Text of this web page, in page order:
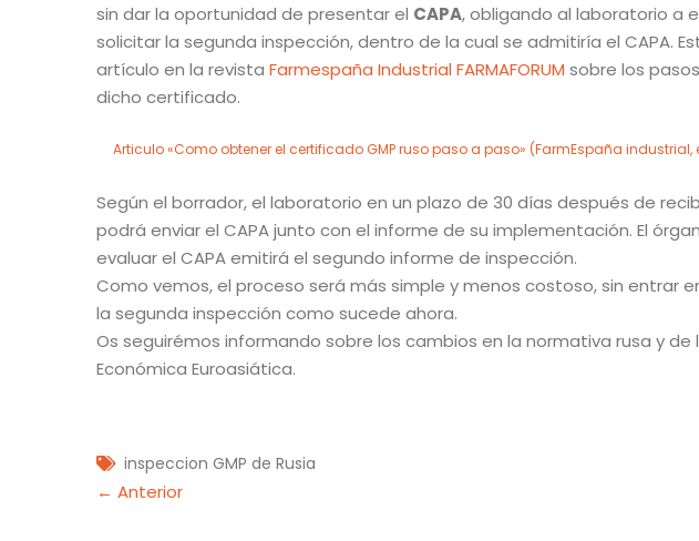
sin dar la oportunidad de presentar el CAPA, obligando al laboratorio a
solicitar la segunda inspección, dentro de la cual se admitiría el CAPA.
artículo en la revista Farmespaña Industrial FARMAFORUM sobre los
dicho certificado.
Articulo «Como obtener el certificado GMP ruso paso a paso» (FarmEspaña industrial,
Según el borrador, el laboratorio en un plazo de 30 días después de
podrá enviar el CAPA junto con el informe de su implementación. El
evaluar el CAPA emitirá el segundo informe de inspección.
Como vemos, el proceso será más simple y menos costoso, sin entrar
la segunda inspección como sucede ahora.
Os seguirémos informando sobre los cambios en la normativa rusa y de
Económica Euroasiática.
inspeccion GMP de Rusia
Navegación
← Anterior